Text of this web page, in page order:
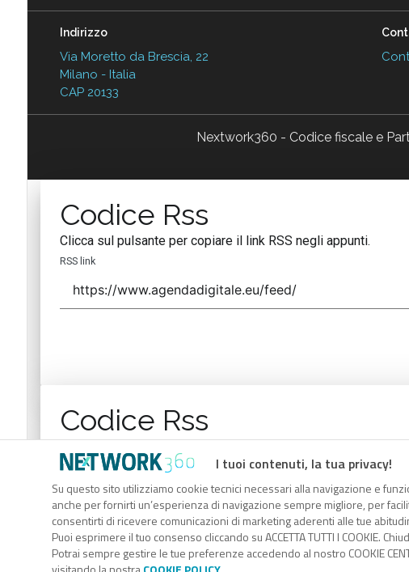
I tuoi contenuti, la tua privacy!
Su questo sito utilizziamo cookie tecnici necessari alla navigazione e
anche per fornirti un’esperienza di navigazione sempre migliore, per
consentirti di ricevere comunicazioni di marketing aderenti alle tue
Puoi esprimere il tuo consenso cliccando su ACCETTA TUTTI I COOKIE.
Potrai sempre gestire le tue preferenze accedendo al nostro COOKIE
Indirizzo
Via Moretto da Brescia, 22
Milano - Italia
CAP 20133
Nextwork360 - Codice fiscale e
Codice Rss
Clicca sul pulsante per copiare il link RSS negli appunti.
RSS link
Codice Rss
RSS link